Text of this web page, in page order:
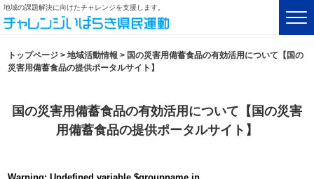
地域の課題解決に向けたチャレンジを支援します。
トップページ >地域活動情報 > 国の災害用備蓄食品の有効活用について【国の
災害用備蓄食品の提供ポータルサイト】
国の災害用備蓄食品の有効活用について【国の災害
用備蓄食品の提供ポータルサイト】